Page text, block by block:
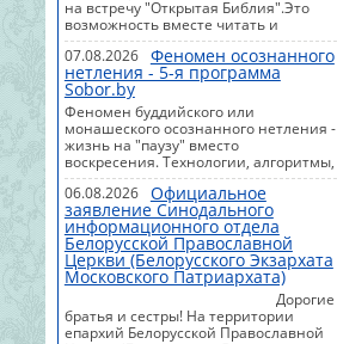
на встречу "Открытая Библия".Это
возможность вместе читать и
обсуждать Священное Писание,
задавать вопросы, делиться своими
размышлениями и находить ответы
в живом общении. Встреча пройдет в
теплой и дружеской атмосфере, где
каждый сможет свободно высказать
свое мнение и открыть для себя
новые смыслы евангельского
слова.Начало в 16.00.Приглашаются
молодые люди до 35 лет. Для новых
участников необходимо написать в
Telegram: @kosiba...
07.08.2026 Феномен осознанного
нетления - 5-я программа
Sobor.by
Феномен буддийского или
монашеского осознанного нетления -
жизнь на "паузу" вместо
воскресения. Технологии, алгоритмы,
практики, психотехники и даже
самые изощренные формы духовного
поиска могут изменить состояние
человека, но не способны стать
источником вечной Жизни.В
последней части фильма-лекции о
стыке науки и Богословия
современных исследований
выглядит главный конфликт между
06.08.2026 Официальное
заявление Синодального
информационного отдела
Белорусской Православной
Церкви (Белорусского Экзархата
Московского Патриархата)
Дорогие
братья и сестры! На территории
епархий Белорусской Православной